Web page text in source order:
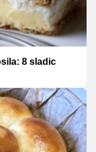
8 sladic